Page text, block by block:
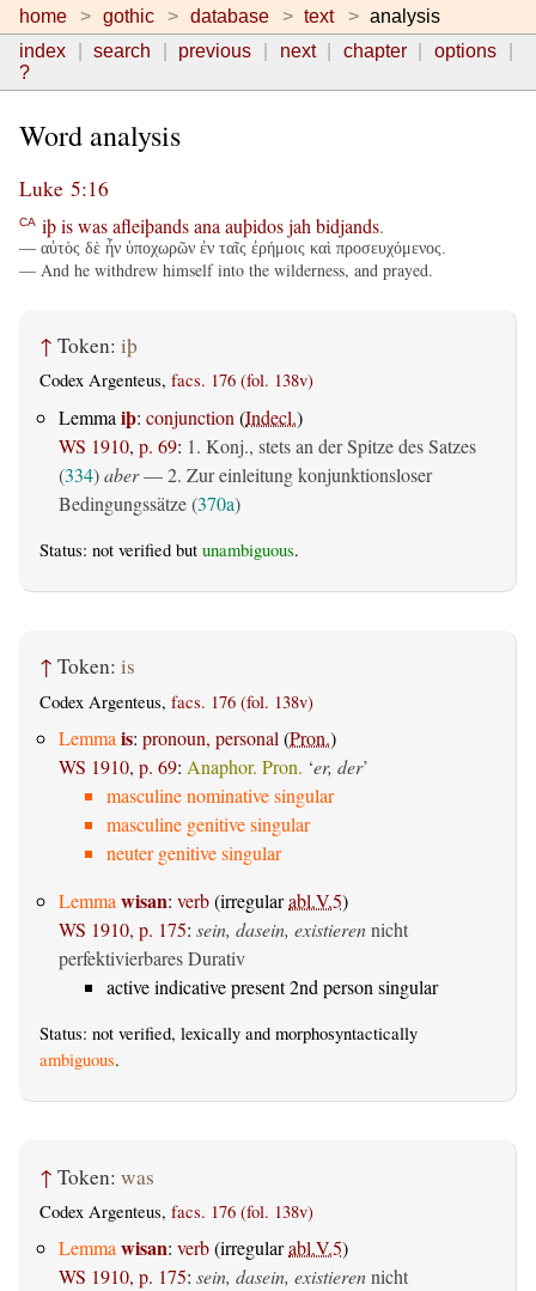
home gothic database text
analysis
index
search previous next chapter
options
?
Word analysis
Luke 5:16
CA iþiswasafleiþandsana auþidosjah bidjands.
— αὐτὸς δὲ ἦν ὑποχωρῶν ἐν ταῖς ἐρήμοις καὶ προσευχόμενος.
— And he withdrew himself into the wilderness, and prayed.
↑ Token: iþ
Codex Argenteus, facs. 176 (fol. 138v)
Lemma iþ: conjunction (Indecl.)
WS 1910, p. 69: 1. Konj., stets an der Spitze des Satzes
(334)aber— 2. Zur einleitung konjunktionsloser
Bedingungssätze (370a)
Status: not verified but unambiguous.
↑ Token: is
Codex Argenteus, facs. 176 (fol. 138v)
Lemma is: pronoun, personal (Pron.)
WS 1910, p. 69: Anaphor. Pron. ‘er, der’
masculine nominative singular
masculine genitive singular
neuter genitive singular
Lemma wisan: verb(irregularabl.V.5)
WS 1910, p. 175: sein, dasein, existierennicht
perfektivierbares Durativ
active indicative present 2nd person singular
Status: not verified, lexically and morphosyntactically
ambiguous.
↑ Token: was
Codex Argenteus, facs. 176 (fol. 138v)
Lemmawisan: verb(irregularabl.V.5)
WS 1910, p. 175: sein, dasein, existierennicht